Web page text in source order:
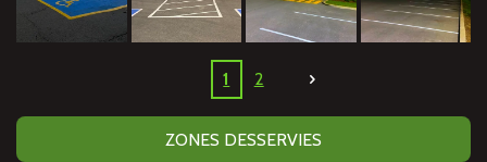
1 2
ZONES DESSERVIES